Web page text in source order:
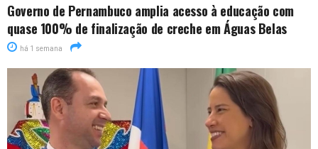
Governo de Pernambuco amplia acesso à educação com
quase 100% de finalização de creche em Águas Belas
há 1 semana